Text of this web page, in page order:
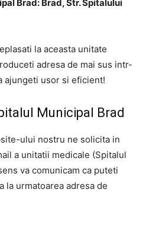
Brad: Brad, Str. Spitalului
la aceasta unitate
adresa de mai sus intr-
ajungeti usor si eficient!
Municipal Brad
ului nostru ne solicita in
a unitatii medicale (Spitalul
va comunicam ca puteti
la urmatoarea adresa de